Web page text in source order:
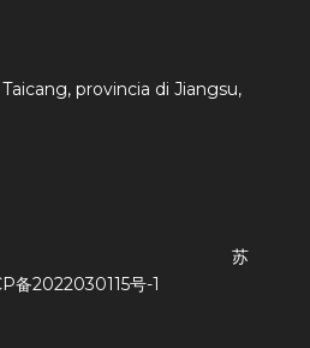
provincia di Jiangsu,
苏
备2022030115号-1